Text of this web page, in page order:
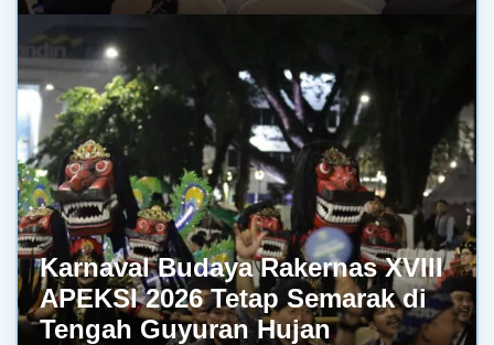
Karnaval Budaya Rakernas XVIII
APEKSI 2026 Tetap Semarak di
Tengah Guyuran Hujan